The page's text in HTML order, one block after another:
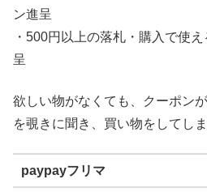
ン進呈
・500円以上の落札・購入で使
呈
欲しい物がなくても、クーポン
を覗きに聞き、買い物をしてし
paypayフリマ